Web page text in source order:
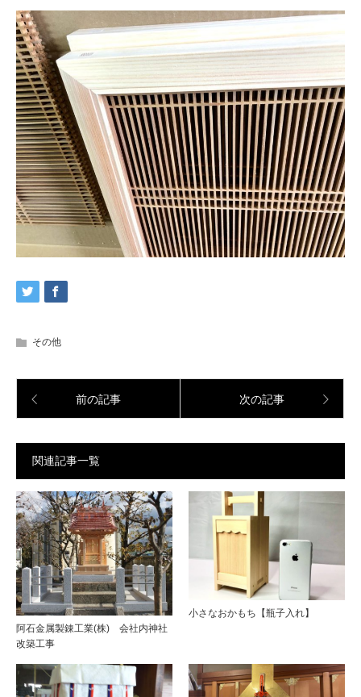
その他
前の記事 次の記事
関連記事一覧
阿石金属製錬工業(株) 会社内神社
改築工事
小さなおかもち【瓶子入れ】